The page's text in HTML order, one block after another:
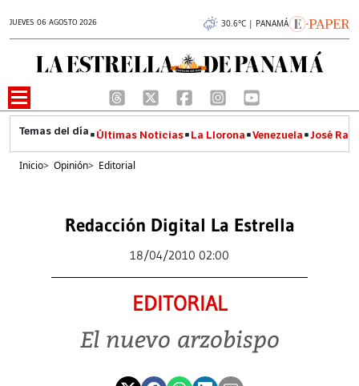
JUEVES 06 AGOSTO 2026 30.6°C | PANAMÁ
Últimas Noticias La Llorona Venezuela José
Inicio> Opinión> Editorial
Redacción Digital La Estrella
18/04/2010 02:00
EDITORIAL
El nuevo arzobispo